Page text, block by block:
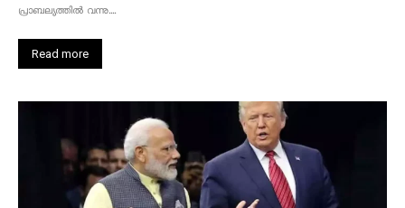
പ്രാബല്യത്തിൽ വന്നു....
Read more